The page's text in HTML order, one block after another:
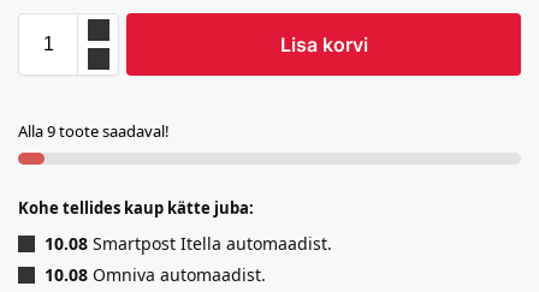
Lisa korvi
Alla 9 toote saadaval!
Kohe tellides kaup kätte juba:
10.08 Smartpost Itella automaadist.
10.08 Omniva automaadist.